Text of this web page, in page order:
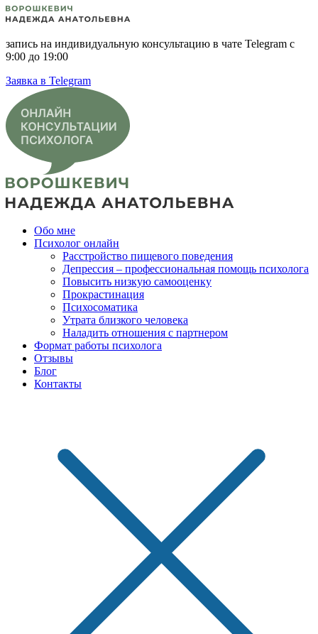
запись на индивидуальную консультацию в чате Telegram с
9:00 до 19:00
Заявка в Telegram
Обо мне
Психолог онлайн
Расстройство пищевого поведения
Депрессия – профессиональная помощь психолога
Повысить низкую самооценку
Прокрастинация
Психосоматика
Утрата близкого человека
Наладить отношения с партнером
Формат работы психолога
Отзывы
Блог
Контакты